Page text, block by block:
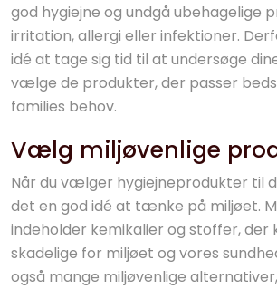
god hygiejne og undgå ubehagelige
irritation, allergi eller infektioner.
idé at tage sig tid til at undersøge
vælge de produkter, der passer
families behov.
Vælg miljøvenlige
Når du vælger hygiejneprodukter til
det en god idé at tænke på miljøet.
indeholder kemikalier og stoffer,
skadelige for miljøet og vores
også mange miljøvenlige